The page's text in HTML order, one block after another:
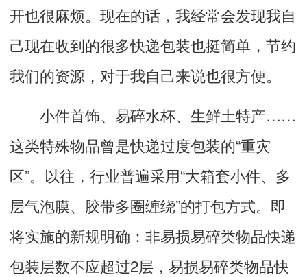
开也很麻烦。现在的话，我经常会发现我自
己现在收到的很多快递包装也挺简单，节约
我们的资源，对于我自己来说也很方便。
小件首饰、易碎水杯、生鲜土特产……
这类特殊物品曾是快递过度包装的“重灾
区”。以往，行业普遍采用“大箱套小件、多
层气泡膜、胶带多圈缠绕”的打包方式。即
将实施的新规明确：非易损易碎类物品快递
包装层数不应超过2层，易损易碎类物品快